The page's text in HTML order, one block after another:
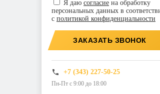
Я даю согласие на обработку
персональных данных в
с политикой конфиденциальности
ЗАКАЗАТЬ ЗВОНОК
+7 (343) 227-50-25
Пн-Пт с 9:00 до 18:00